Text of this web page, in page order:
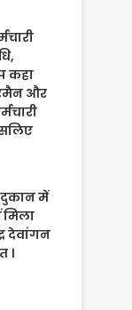
कहा
और
दुकान में
मिला
देवांगन
।